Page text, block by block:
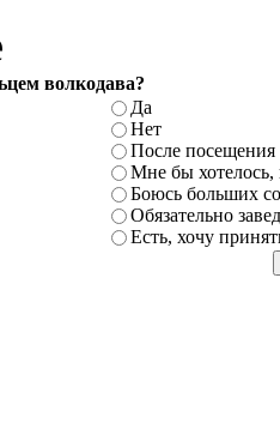
волкодава?
Да
Нет
После посещения
Мне бы
Боюсь больших
Обязательно
Есть, хочу